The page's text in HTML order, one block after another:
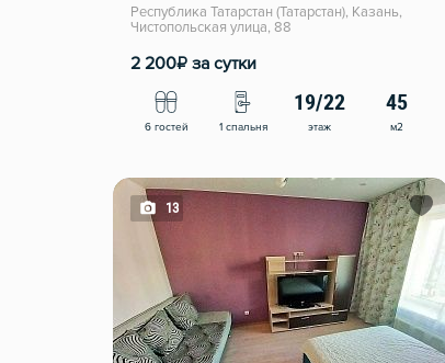
Республика Татарстан (Татарстан), Казань,
Чистопольская улица, 88
2 200₽ за сутки
6 гостей 1 спальня
19/22
этаж
45
м2
13